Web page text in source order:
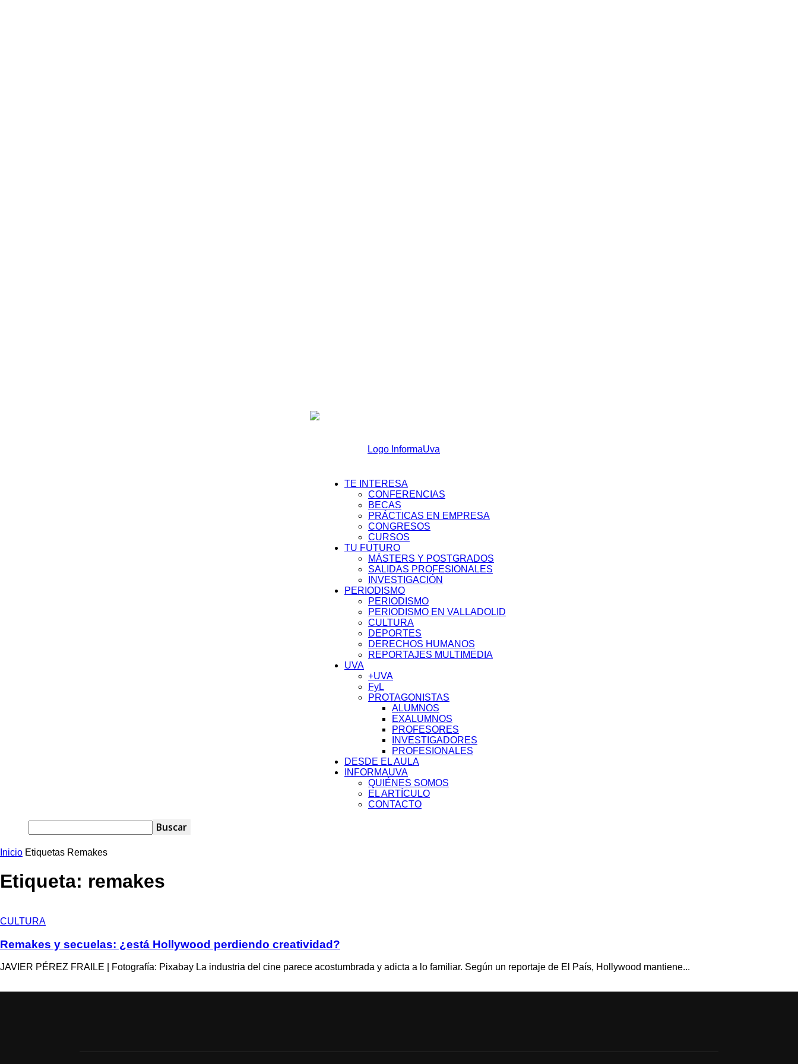
informaUVA
TE INTERESA
CONFERENCIAS
BECAS
PRÁCTICAS EN EMPRESA
CONGRESOS
CURSOS
TU FUTURO
MÁSTERS Y POSTGRADOS
SALIDAS PROFESIONALES
INVESTIGACIÓN
PERIODISMO
PERIODISMO
PERIODISMO EN VALLADOLID
CULTURA
DEPORTES
DERECHOS HUMANOS
REPORTAJES MULTIMEDIA
UVA
+UVA
FyL
PROTAGONISTAS
ALUMNOS
EXALUMNOS
PROFESORES
INVESTIGADORES
PROFESIONALES
DESDE EL AULA
INFORMAUVA
QUIÉNES SOMOS
EL ARTÍCULO
CONTACTO
Inicio Etiquetas Remakes
Etiqueta: remakes
CULTURA
Remakes y secuelas: ¿está Hollywood perdiendo creatividad?
JAVIER PÉREZ FRAILE | Fotografía: Pixabay La industria del cine parece acostumbrada y adicta a lo familiar. Según un reportaje de El País, Hollywood mantiene...